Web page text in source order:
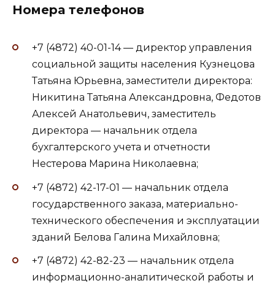
Номера телефонов
+7 (4872) 40-01-14 — директор управления
социальной защиты населения Кузнецова
Татьяна Юрьевна, заместители директора:
Никитина Татьяна Александровна, Федотов
Алексей Анатольевич, заместитель
директора — начальник отдела
бухгалтерского учета и отчетности
Нестерова Марина Николаевна;
+7 (4872) 42-17-01 — начальник отдела
государственного заказа, материально-
технического обеспечения и эксплуатации
зданий Белова Галина Михайловна;
+7 (4872) 42-82-23 — начальник отдела
информационно-аналитической работы и